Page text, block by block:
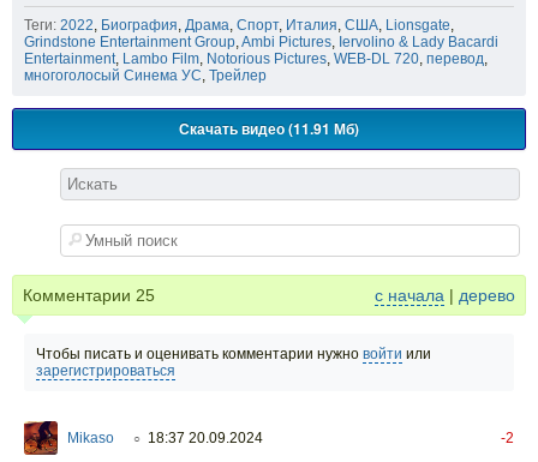
Теги: 2022, Биография, Драма, Спорт, Италия, США, Lionsgate,
Grindstone Entertainment Group,Ambi Pictures, Iervolino & Lady Bacardi
Entertainment, Lambo Film, Notorious Pictures, WEB-DL 720, перевод,
многоголосый Синема УС, Трейлер
Скачать видео (11.91 Мб)
Комментарии 25 с начала | дерево
Чтобы писать и оценивать комментарии нужно войти или
зарегистрироваться
Mikaso ○ 18:37 20.09.2024
-2